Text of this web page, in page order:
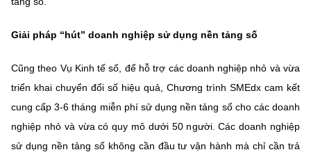
Giải pháp “hút” doanh nghiệp sử dụng nền tảng số
Cũng theo Vụ Kinh tế số, để hỗ trợ các doanh nghiệp nhỏ và vừa
triển khai chuyển đổi số hiệu quả, Chương trình SMEdx cam kết
cung cấp 3-6 tháng miễn phí sử dụng nền tảng số cho các doanh
nghiệp nhỏ và vừa có quy mô dưới 50 người. Các doanh nghiệp
sử dụng nền tảng số không cần đầu tư vận hành mà chỉ cần trả